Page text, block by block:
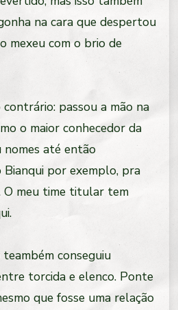
na cara que despertou
mexeu com o brio de
passou a mão na
o maior conhecedor da
nomes até então
Bianqui por exemplo, pra
meu time titular tem
conseguiu
torcida e elenco. Ponte
que fosse uma relação